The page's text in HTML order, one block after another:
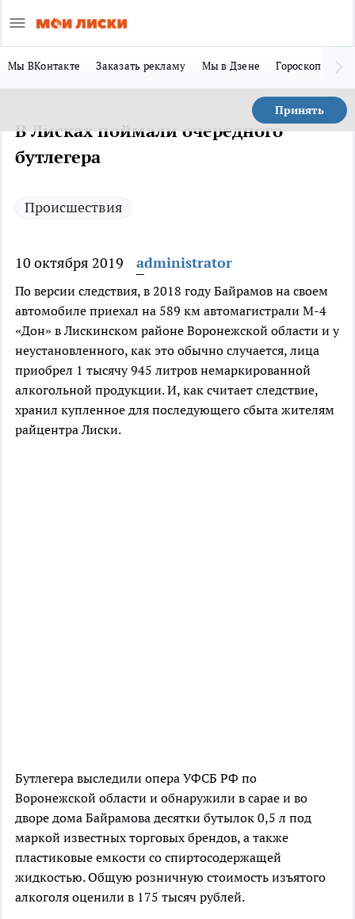
Мы ВКонтакте Заказать рекламу Мы в Дзене Гороскоп
Принять
В Лисках поймали очередного
бутлегера
Происшествия
10 октября 2019 administrator
По версии следствия, в 2018 году Байрамов на своем
автомобиле приехал на 589 км автомагистрали М-4
«Дон» в Лискинском районе Воронежской области и у
неустановленного, как это обычно случается, лица
приобрел 1 тысячу 945 литров немаркированной
алкогольной продукции. И, как считает следствие,
хранил купленное для последующего сбыта жителям
райцентра Лиски.
Бутлегера выследили опера УФСБ РФ по
Воронежской области и обнаружили в сарае и во
дворе дома Байрамова десятки бутылок 0,5 л под
маркой известных торговых брендов, а также
пластиковые емкости со спиртосодержащей
жидкостью. Общую розничную стоимость изъятого
алкоголя оценили в 175 тысяч рублей.